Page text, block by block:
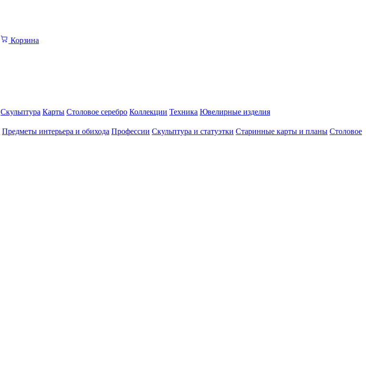
Корзина
Скульптура Карты Столовое серебро Коллекции Техника Ювелирные изделия
Предметы интерьера и обихода Профессии Скульптура и статуэтки Старинные карты и планы Столовое